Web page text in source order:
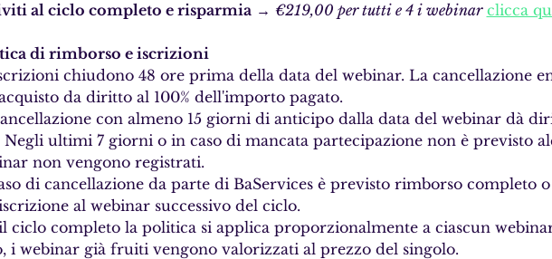
al ciclo completo e risparmia → €219,00 per tutti e 4 i webinar clicca
di rimborso e iscrizioni
chiudono 48 ore prima della data del webinar. La cancellazione
da diritto al 100% dell'importo pagato.
con almeno 15 giorni di anticipo dalla data del webinar dà
Negli ultimi 7 giorni o in caso di mancata partecipazione non è previsto
non vengono registrati.
di cancellazione da parte di BaServices è previsto rimborso completo
al webinar successivo del ciclo.
ciclo completo la politica si applica proporzionalmente a ciascun
i webinar già fruiti vengono valorizzati al prezzo del singolo.